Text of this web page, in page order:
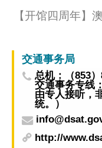
【开馆四周年】
交通事务局
总机：（853
交通事务专线
由专人接听，
统。）
http://